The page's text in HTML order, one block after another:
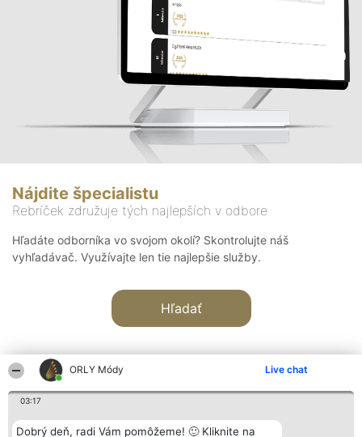
ORLY Módy Live chat
03:17
Dobrý deň, radi Vám pomôžeme! 🙂 Kliknite na
Nájdite špecialistu
Rebríček združuje tých najlepších v odbore
Hľadáte odborníka vo svojom okolí? Skontrolujte náš
vyhľadávač. Využívajte len tie najlepšie služby.
Hľadať
Organizátor hodnotenia Hodnotenie Kontakt